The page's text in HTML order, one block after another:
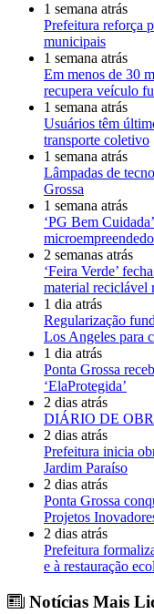
1 semana atrás
Prefeitura reforça
municipais
1 semana atrás
Em menos de 30
recupera veículo
1 semana atrás
Usuários têm
transporte coletivo
1 semana atrás
Lâmpadas de
Grossa
1 semana atrás
‘PG Bem
2 semanas atrás
‘Feira Verde’
material reciclável
1 dia atrás
Regularização
Los Angeles para
1 dia atrás
Ponta Grossa
‘ElaProtegida’
2 dias atrás
DIÁRIO DE
2 dias atrás
Prefeitura inicia
Jardim Paraíso
2 dias atrás
Ponta Grossa
Projetos
2 dias atrás
Prefeitura
e à restauração
Notícias Mais